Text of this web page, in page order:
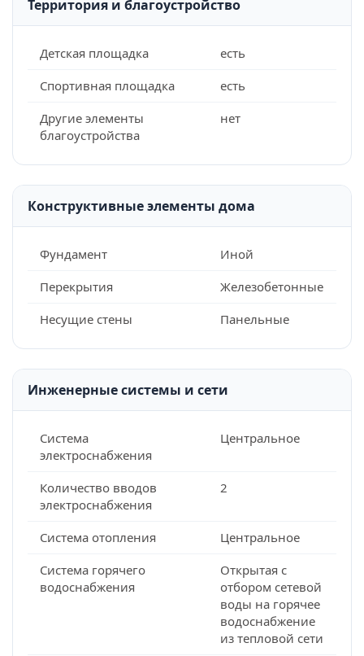
Территория и благоустройство
Детская площадка
есть
Спортивная площадка
есть
Другие элементы
благоустройства
нет
Конструктивные элементы дома
Фундамент
Иной
Перекрытия
Железобетонные
Несущие стены
Панельные
Инженерные системы и сети
Система
электроснабжения
Центральное
Количество вводов
электроснабжения
2
Система отопления
Центральное
Система горячего
водоснабжения
Открытая с
отбором сетевой
воды на горячее
водоснабжение
из тепловой сети